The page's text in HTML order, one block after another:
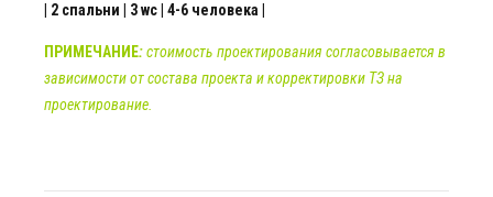
| 2 спальни | 3 wc | 4-6 человека |
ПРИМЕЧАНИЕ:стоимость проектирования согласовывается в
зависимости от состава проекта и корректировки ТЗ на
проектирование.